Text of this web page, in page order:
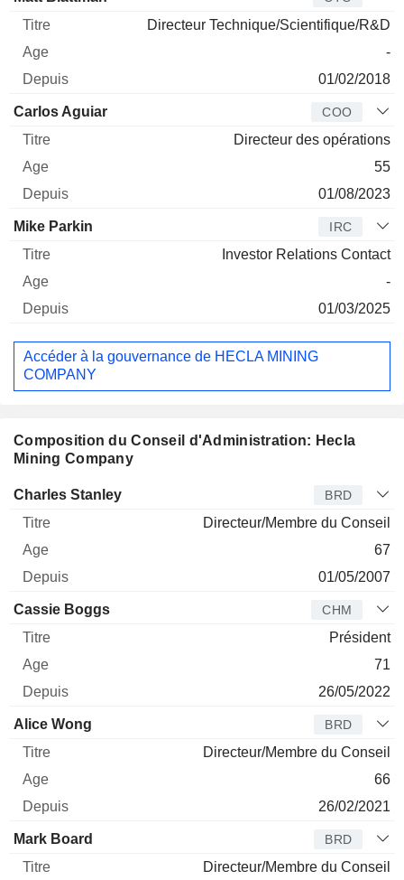
Directeur Technique/Scientifique/R&D
-
01/02/2018
Carlos Aguiar COO
Directeur des opérations
55
01/08/2023
Mike Parkin IRC
Investor Relations Contact
-
01/03/2025
Accéder à la gouvernance de HECLA MINING
COMPANY
Composition du Conseil d'Administration: Hecla
Mining Company
Administrateur Titre
Charles Stanley BRD
Directeur/Membre du Conseil
67
01/05/2007
Cassie Boggs CHM
Président
71
26/05/2022
Alice Wong BRD
Directeur/Membre du Conseil
66
26/02/2021
Mark Board BRD
Directeur/Membre du Conseil